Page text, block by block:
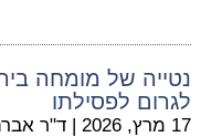
נטייה של מומחה
לגרום לפסילתו
17 מרץ, 2026 | ד"ר